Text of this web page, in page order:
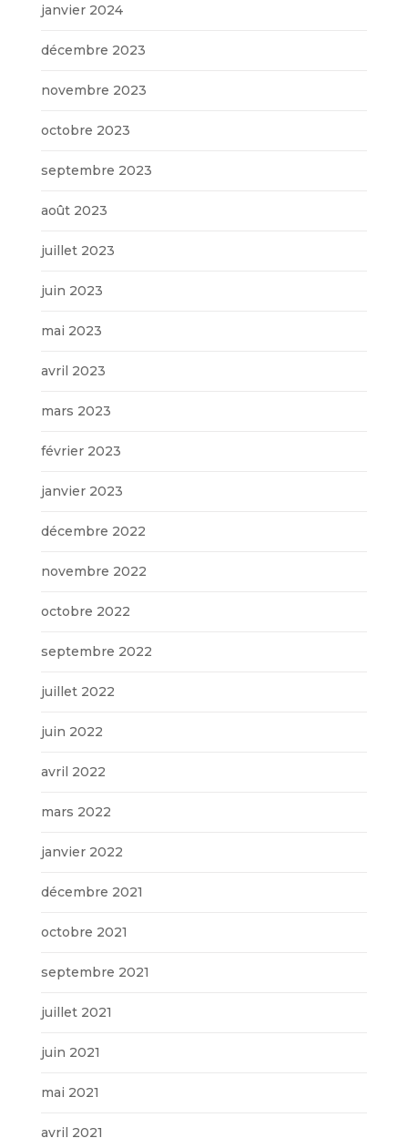
janvier 2024
décembre 2023
novembre 2023
octobre 2023
septembre 2023
août 2023
juillet 2023
juin 2023
mai 2023
avril 2023
mars 2023
février 2023
janvier 2023
décembre 2022
novembre 2022
octobre 2022
septembre 2022
juillet 2022
juin 2022
avril 2022
mars 2022
janvier 2022
décembre 2021
octobre 2021
septembre 2021
juillet 2021
juin 2021
mai 2021
avril 2021